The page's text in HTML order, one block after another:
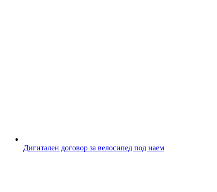
Дигитален договор за велосипед под наем